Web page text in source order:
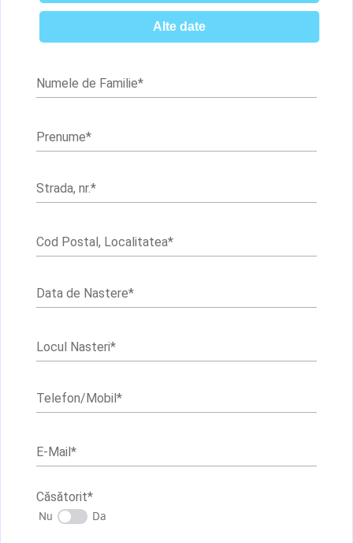
Alte date
Numele de Familie*
Prenume*
Strada, nr.*
Cod Postal, Localitatea*
Data de Nastere*
Locul Nasteri*
Telefon/Mobil*
E-Mail*
Căsătorit*
Nu Da